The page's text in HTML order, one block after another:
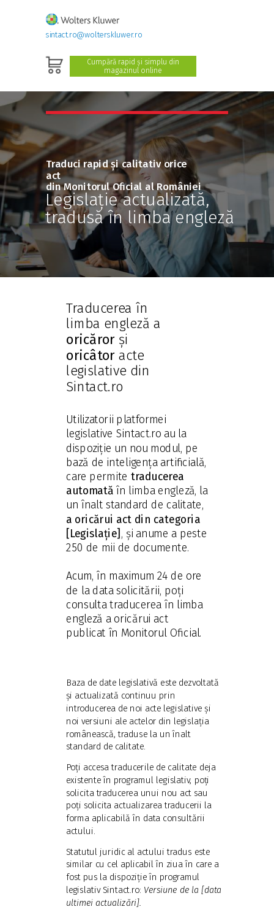
Utilizatorii platformei
legislative Sintact.ro au la
dispoziție un nou modul, pe
bază de inteligența artificială,
care permite traducerea
automată în limba engleză, la
un înalt standard de calitate,
a oricărui act din categoria
[Legislație] , și anume a peste
250 de mii de documente.
Acum, în maximum 24 de ore
de la data solicitării, poți
consulta traducerea în limba
engleză a oricărui act
publicat în Monitorul Oficial.
Traducerea în
limba engleză a
oricărorși
oricâtoracte
legislative din
Sintact.ro
Baza de date legislativă este dezvoltată
și actualizată continuu prin
introducerea de noi acte legislative și
noi versiuni ale actelor din legislația
românească, traduse la un înalt
standard de calitate.
Poți accesa traducerile de calitate deja
existente în programul legislativ, poți
solicita traducerea unui nou act sau
poți solicita actualizarea traducerii la
forma aplicabilă în data consultării
actului.
Statutul juridic al actului tradus este
similar cu cel aplicabil în ziua în care a
fost pus la dispoziție în programul
legislativ Sintact.ro: Versiune de la [data
ultimei actualizări].
Legislație actualizată,
tradusă în limba engleză
Traduci rapid și calitativ orice
act
din Monitorul Oficial al României
sintact.ro@wolterskluwer.ro
Cumpără rapid și simplu din
magazinul online